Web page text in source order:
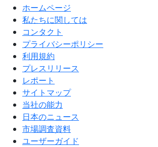
ホームページ
私たちに関しては
コンタクト
プライバシーポリシー
利用規約
プレスリリース
レポート
サイトマップ
当社の能力
日本のニュース
市場調査資料
ユーザーガイド